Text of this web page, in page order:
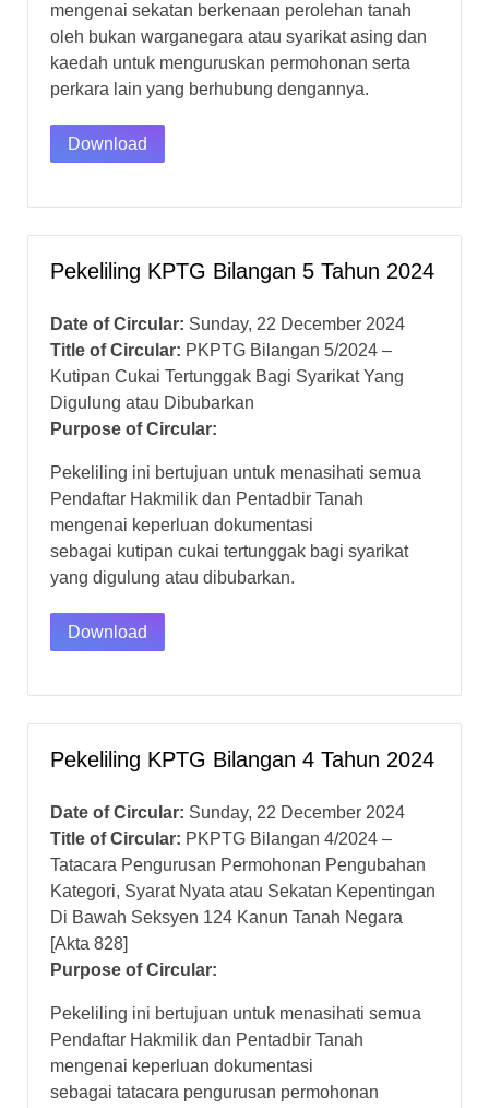
mengenai sekatan berkenaan perolehan tanah
oleh bukan warganegara atau syarikat asing dan
kaedah untuk menguruskan permohonan serta
perkara lain yang berhubung dengannya.
Download
Pekeliling KPTG Bilangan 5 Tahun 2024
Date of Circular: Sunday, 22 December 2024
Title of Circular: PKPTG Bilangan 5/2024 –
Kutipan Cukai Tertunggak Bagi Syarikat Yang
Digulung atau Dibubarkan
Purpose of Circular:
Pekeliling ini bertujuan untuk menasihati semua
Pendaftar Hakmilik dan Pentadbir Tanah
mengenai keperluan dokumentasi
sebagai kutipan cukai tertunggak bagi syarikat
yang digulung atau dibubarkan.
Download
Pekeliling KPTG Bilangan 4 Tahun 2024
Date of Circular: Sunday, 22 December 2024
Title of Circular: PKPTG Bilangan 4/2024 –
Tatacara Pengurusan Permohonan Pengubahan
Kategori, Syarat Nyata atau Sekatan Kepentingan
Di Bawah Seksyen 124 Kanun Tanah Negara
[Akta 828]
Purpose of Circular:
Pekeliling ini bertujuan untuk menasihati semua
Pendaftar Hakmilik dan Pentadbir Tanah
mengenai keperluan dokumentasi
sebagai tatacara pengurusan permohonan